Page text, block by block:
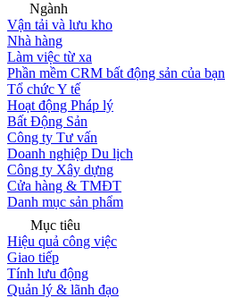
Ngành
Vận tải và lưu kho
Nhà hàng
Làm việc từ xa
Phần mềm CRM bất động sản của bạn
Tổ chức Y tế
Hoạt động Pháp lý
Bất Động Sản
Công ty Tư vấn
Doanh nghiệp Du lịch
Công ty Xây dựng
Cửa hàng & TMĐT
Danh mục sản phẩm
Mục tiêu
Hiệu quả công việc
Giao tiếp
Tính lưu động
Quản lý & lãnh đạo